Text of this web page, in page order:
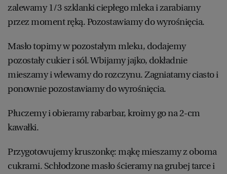
zalewamy 1/3 szklanki ciepłego mleka i zarabiamy
przez moment ręką. Pozostawiamy do wyrośnięcia.
Masło topimy w pozostałym mleku, dodajemy
pozostały cukier i sól. Wbijamy jajko, dokładnie
mieszamy i wlewamy do rozczynu. Zagniatamy ciasto i
ponownie pozostawiamy do wyrośnięcia.
Płuczemy i obieramy rabarbar, kroimy go na 2-cm
kawałki.
Przygotowujemy kruszonkę: mąkę mieszamy z oboma
cukrami. Schłodzone masło ścieramy na grubej tarce i